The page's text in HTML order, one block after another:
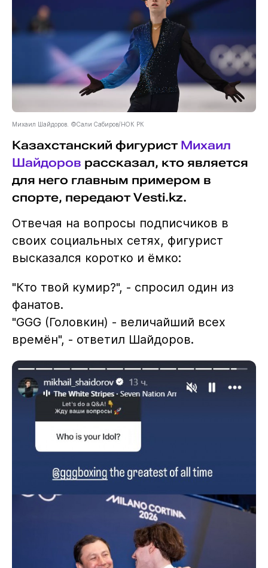
Михаил Шайдоров. ©Сали Сабиров/НОК РК
Казахстанский фигурист Михаил
Шайдоров рассказал, кто является
для него главным примером в
спорте, передают Vesti.kz.
Отвечая на вопросы подписчиков в
своих социальных сетях, фигурист
высказался коротко и ёмко:
"Кто твой кумир?", - спросил один из
фанатов.
"GGG (Головкин) - величайший всех
времён", - ответил Шайдоров.